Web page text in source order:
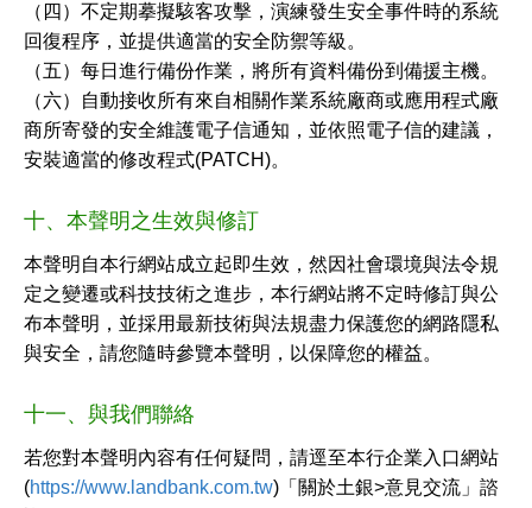
（四）不定期摹擬駭客攻擊，演練發生安全事件時的系統
回復程序，並提供適當的安全防禦等級。
（五）每日進行備份作業，將所有資料備份到備援主機。
（六）自動接收所有來自相關作業系統廠商或應用程式廠
商所寄發的安全維護電子信通知，並依照電子信的建議，
安裝適當的修改程式(PATCH)。
十、本聲明之生效與修訂
本聲明自本行網站成立起即生效，然因社會環境與法令規
定之變遷或科技技術之進步，本行網站將不定時修訂與公
布本聲明，並採用最新技術與法規盡力保護您的網路隱私
與安全，請您隨時參覽本聲明，以保障您的權益。
十一、與我們聯絡
若您對本聲明內容有任何疑問，請逕至本行企業入口網站
(https://www.landbank.com.tw)「關於土銀>意見交流」諮